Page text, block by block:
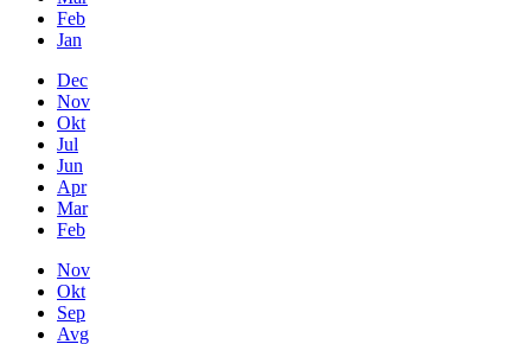
Feb
Jan
Dec
Nov
Okt
Jul
Jun
Apr
Mar
Feb
Nov
Okt
Sep
Avg